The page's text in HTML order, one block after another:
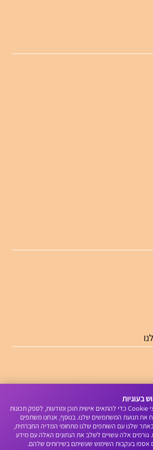
בעוגיות
אנחנו משתמשים בקובצי Cookie כדי להתאים אישית תוכן ומודעות, לספק תכונות
את תנועת המשתמשים שלנו. בנוסף, אנחנו משתפים
שלנו עם השותפים שלנו מתחומי המדיה החברתית,
גורמים אלה עשויים לשלב את הנתונים האלה עם מידע
בעקבות השימוש שעשיתם בשירותים שלהם.